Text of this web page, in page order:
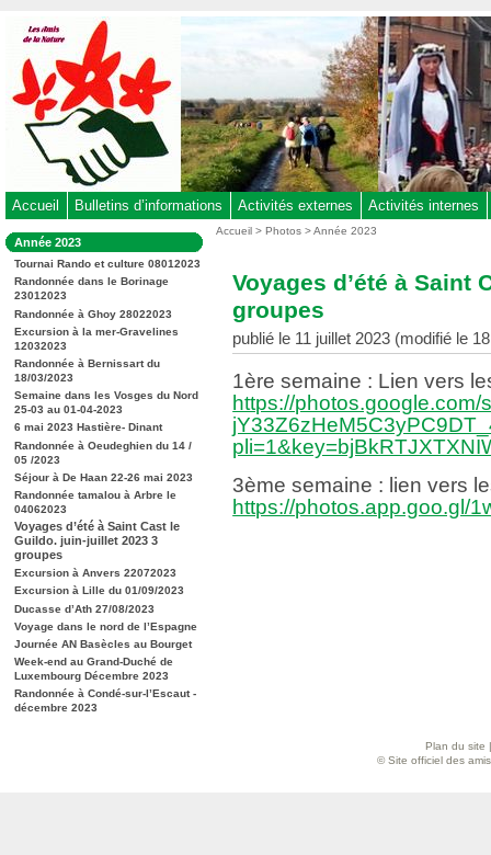
au
contenu
-
Aller
au
menu
-
à
la
recherche
Accueil Bulletins d’informations Activités externes Activités internes
Dans
la
rubrique
:
Année 2023
Tournai Rando et culture 08012023
Randonnée dans le Borinage
23012023
Randonnée à Ghoy 28022023
Excursion à la mer-Gravelines
12032023
Randonnée à Bernissart du
18/03/2023
Semaine dans les Vosges du Nord
25-03 au 01-04-2023
6 mai 2023 Hastière- Dinant
Randonnée à Oeudeghien du 14 /
05 /2023
Séjour à De Haan 22-26 mai 2023
Randonnée tamalou à Arbre le
04062023
Voyages d’été à Saint Cast le
Guildo. juin-juillet 2023 3
groupes
Excursion à Anvers 22072023
Excursion à Lille du 01/09/2023
Ducasse d’Ath 27/08/2023
Voyage dans le nord de l’Espagne
Journée AN Basècles au Bourget
Week-end au Grand-Duché de
Luxembourg Décembre 2023
Randonnée à Condé-sur-l’Escaut -
décembre 2023
Vous
Accueil >Photos >Année 2023
Voyages d’été à Saint
groupes
publié le 11 juillet 2023 (modifié le
1ère semaine : Lien vers
https://
3ème semaine : lien vers
https://photos.app.goo.gl/
Plan du site
© Site officiel des